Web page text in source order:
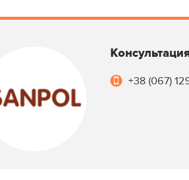
+38 (067)